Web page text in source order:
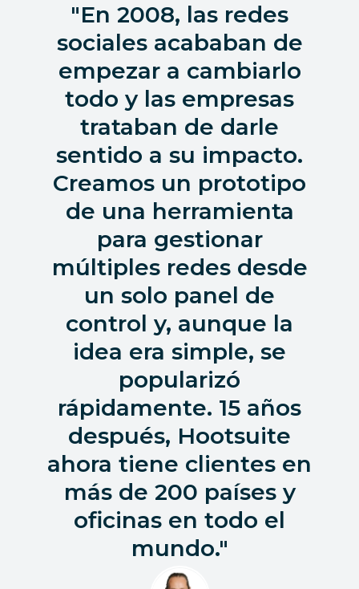
En 2008, las redes
sociales acababan de
empezar a cambiarlo
todo y las empresas
trataban de darle
sentido a su impacto.
Creamos un prototipo
de una herramienta
para gestionar
múltiples redes desde
un solo panel de
control y, aunque la
idea era simple, se
popularizó
rápidamente. 15 años
después, Hootsuite
ahora tiene clientes en
más de 200 países y
oficinas en todo el
mundo.